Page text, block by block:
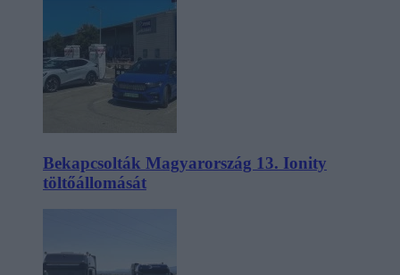
Bekapcsolták Magyarország 13. Ionity
töltőállomását